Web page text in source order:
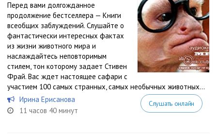
Перед вами долгожданное
продолжение бестселлера — Книги
всеобщих заблуждений. Слушайте о
фантастически интересных фактах
из жизни животного мира и
наслаждайтесь неповторимым
стилем, тон которому задает Стивен
Фрай. Вас ждет настоящее сафари с
участием 100 самых странных, самых необычных животных...
Ирина Ерисанова
11 часов 40 минут
Слушать онлайн